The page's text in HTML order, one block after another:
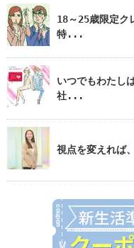
18～25歳限定ク
特...
いつでもわたし
社...
視点を変えれば